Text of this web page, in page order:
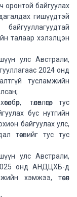
оронтой байгуулах
гишүүдтэй
талаар хэлэлцэн
улс Австрали,
2024 онд
тусламжийн
төлөвлөгөө, тус
бүс нутгийн
байгуулах улс,
төсвийг тус тус
улс Австрали,
онд АНДЦХБ-д
хэмжээ, төсөл